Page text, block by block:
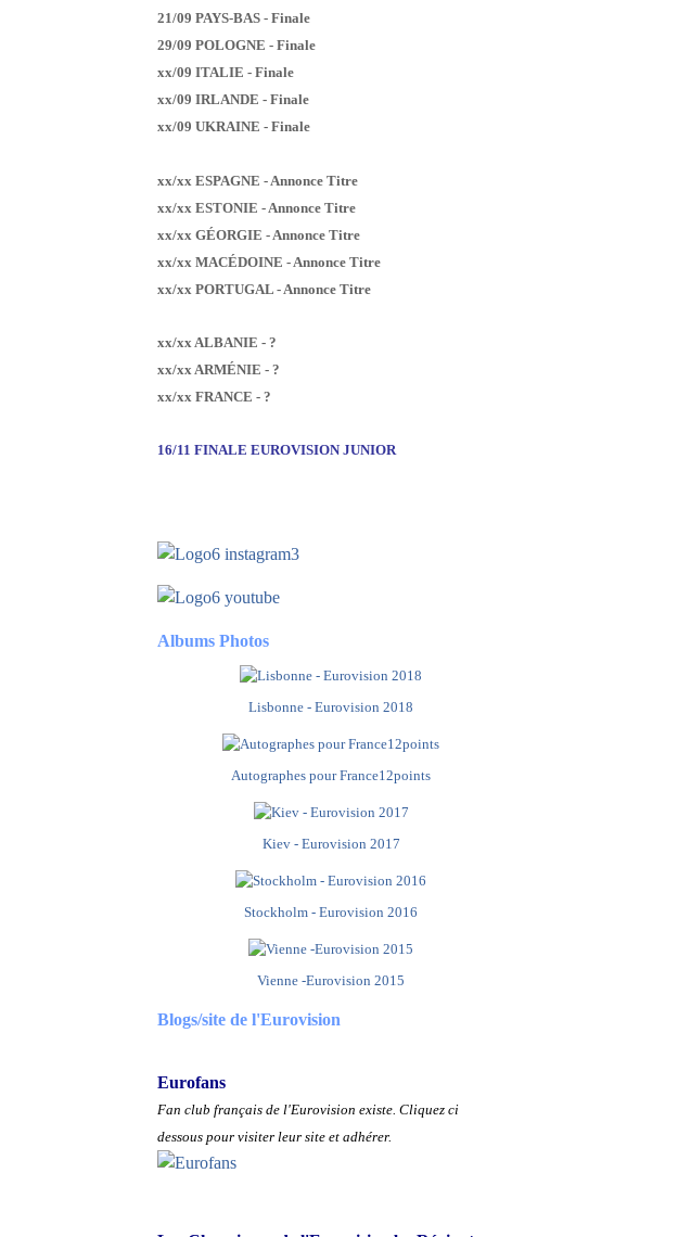
21/09 PAYS-BAS - Finale
29/09 POLOGNE - Finale
xx/09 ITALIE - Finale
xx/09 IRLANDE - Finale
xx/09 UKRAINE - Finale
xx/xx ESPAGNE - Annonce Titre
xx/xx ESTONIE - Annonce Titre
xx/xx GÉORGIE - Annonce Titre
xx/xx MACÉDOINE - Annonce Titre
xx/xx PORTUGAL - Annonce Titre
xx/xx ALBANIE - ?
xx/xx ARMÉNIE - ?
xx/xx FRANCE - ?
16/11 FINALE EUROVISION JUNIOR
Albums Photos
Lisbonne - Eurovision 2018
Autographes pour France12points
Kiev - Eurovision 2017
Stockholm - Eurovision 2016
Vienne -Eurovision 2015
Blogs/site de l'Eurovision
Eurofans
Fan club français de l'Eurovision existe. Cliquez ci
dessous pour visiter leur site et adhérer.